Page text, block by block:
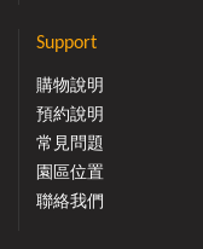
麗，具花粉植物、
Support
購物說明
預約說明
常見問題
園區位置
聯絡我們